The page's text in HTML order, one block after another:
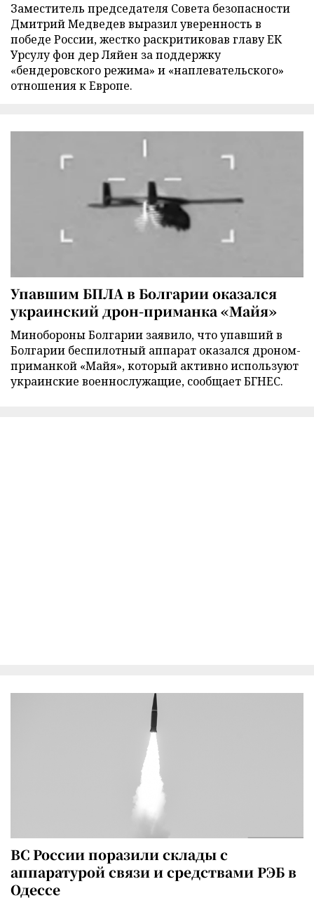
Заместитель председателя Совета безопасности
Дмитрий Медведев выразил уверенность в
победе России, жестко раскритиковав главу ЕК
Урсулу фон дер Ляйен за поддержку
«бендеровского режима» и «наплевательского»
отношения к Европе.
Упавшим БПЛА в Болгарии оказался
украинский дрон-приманка «Майя»
Минобороны Болгарии заявило, что упавший в
Болгарии беспилотный аппарат оказался дроном-
приманкой «Майя», который активно используют
украинские военнослужащие, сообщает БГНЕС.
ВС России поразили склады с
аппаратурой связи и средствами РЭБ в
Одессе